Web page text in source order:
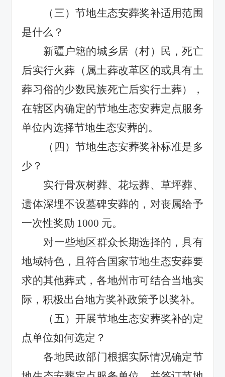
（三）节地生态安葬奖补适用范围
是什么？
新疆户籍的城乡居（村）民，死亡
后实行火葬（属土葬改革区的或具有土
葬习俗的少数民族死亡后实行土葬），
在辖区内确定的节地生态安葬定点服务
单位内选择节地生态安葬的。
（四）节地生态安葬奖补标准是多
少？
实行骨灰树葬、花坛葬、草坪葬、
遗体深埋不设墓碑安葬的，对丧属给予
一次性奖励 1000 元。
对一些地区群众长期选择的，具有
地域特色，且符合国家节地生态安葬要
求的其他葬式，各地州市可结合当地实
际，积极出台地方奖补政策予以奖补。
（五）开展节地生态安葬奖补的定
点单位如何选定？
各地民政部门根据实际情况确定节